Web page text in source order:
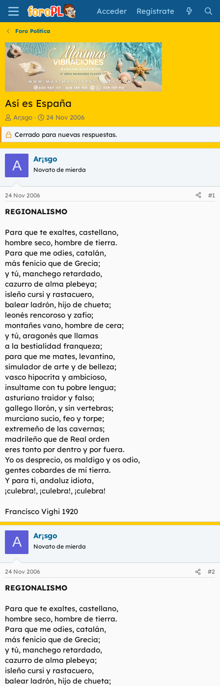
Acceder Regístrate
Foro Política
Así es España
I
n
c
i
a
d
o
r
d
l
e
m
Ar¡sgo
F
e
c
h
d
e
n
i
24 Nov 2006
Cerrado para nuevas respuestas.
A Ar¡sgo
Novato de mierda
24 Nov 2006 #1
REGIONALISMO
Para que te exaltes, castellano,
hombre seco, hombre de tierra.
Para que me odies, catalán,
más fenicio que de Grecia;
y tú, manchego retardado,
cazurro de alma plebeya;
isleño cursi y rastacuero,
balear ladrón, hijo de chueta;
leonés rencoroso y zafio;
montañes vano, hombre de cera;
y tú, aragonés que llamas
a la bestialidad franqueza;
para que me mates, levantino,
simulador de arte y de belleza;
vasco hipocrita y ambicioso,
insultame con tu pobre lengua;
asturiano traidor y falso;
gallego llorón, y sin vertebras;
murciano sucio, feo y torpe;
extremeño de las cavernas;
madrileño que de Real orden
eres tonto por dentro y por fuera.
Yo os desprecio, os maldigo y os odio,
gentes cobardes de mi tierra.
Y para ti, andaluz idiota,
¡culebra!, ¡culebra!, ¡culebra!
Francisco Vighi 1920
A Ar¡sgo
Novato de mierda
24 Nov 2006 #2
REGIONALISMO
Para que te exaltes, castellano,
hombre seco, hombre de tierra.
Para que me odies, catalán,
más fenicio que de Grecia;
y tú, manchego retardado,
cazurro de alma plebeya;
isleño cursi y rastacuero,
balear ladrón, hijo de chueta;